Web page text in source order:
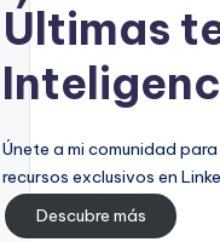
Últimas
Únete a mi comunidad
recursos exclusivos en
Descubre más